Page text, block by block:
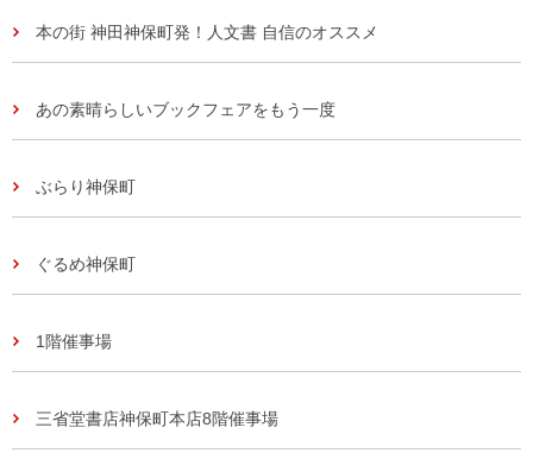
本の街 神田神保町発！人文書 自信のオススメ
あの素晴らしいブックフェアをもう一度
ぶらり神保町
ぐるめ神保町
1階催事場
三省堂書店神保町本店8階催事場